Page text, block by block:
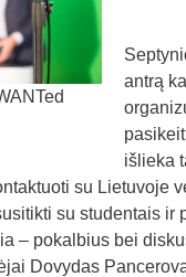
antrą
išlieka
su Lietuvoje
su studentais ir
– pokalbius bei
Dovydas